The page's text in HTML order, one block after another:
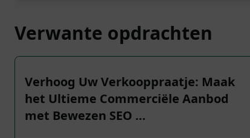
Verwante opdrachten
Verhoog Uw Verkooppraatje: Maak
het Ultieme Commerciële Aanbod
met Bewezen SEO …